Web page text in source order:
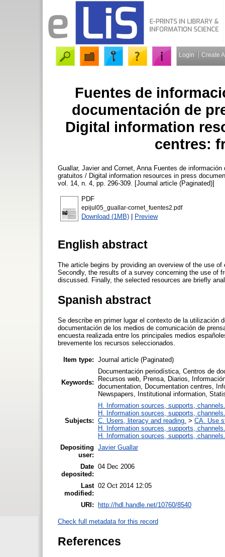
Login Create
Fuentes de
documentación de
Digital information
centres:
Guallar, Javierand Cornet, Anna Fuentes de
gratuitos / Digital information resources in press
vol. 14, n. 4, pp. 296-309. [Journal article (Paginated)]
PDF
epijul05_guallar-cornet_fuentes2.pdf
Download (1MB) | Preview
English abstract
The article begins by providing an overview of the use
Secondly, the results of a survey concerning the use of
discussed. Finally, the selected resources are briefly
Spanish abstract
Se describe en primer lugar el contexto de la utilización
documentación de los medios de comunicación de
encuesta realizada entre los principales medios
brevemente los recursos seleccionados.
Item type: Journal article (Paginated)
Keywords:
Documentación periodística, Centros de
Recursos web, Prensa, Diarios,
documentation, Documentation centres,
Newspapers, Institutional information,
Subjects:
H. Information sources, supports, channels.
H. Information sources, supports, channels.
C. Users, literacy and reading. > CA. Use
H. Information sources, supports, channels.
H. Information sources, supports, channels.
Depositing
user:
Javier Guallar
Date
deposited:
04 Dec 2006
Last
modified:
02 Oct 2014 12:05
URI: http://hdl.handle.net/10760/8540
Check full metadata for this record
References